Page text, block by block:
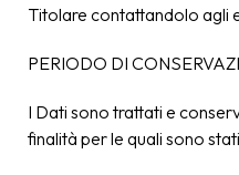
Titolare contattandolo agli
PERIODO DI
I Dati sono trattati e
finalità per le quali sono